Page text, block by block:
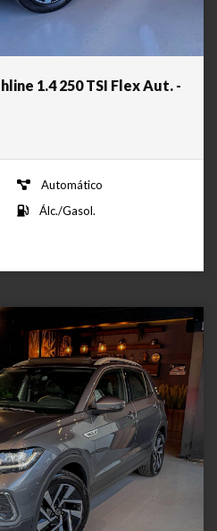
1.4 250 TSI Flex Aut. -
Automático
Álc./Gasol.